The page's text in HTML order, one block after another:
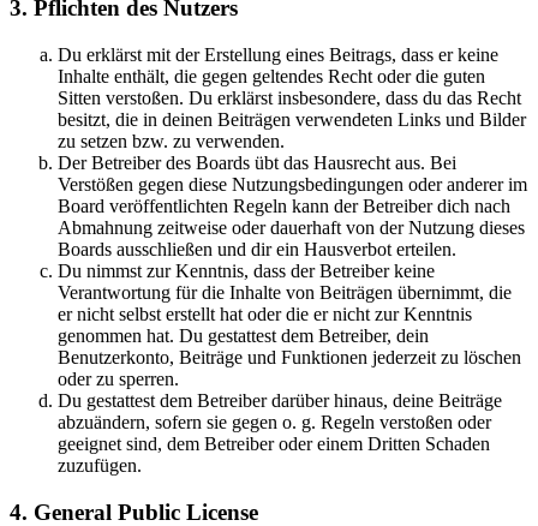
3. Pflichten des Nutzers
Du erklärst mit der Erstellung eines Beitrags, dass er keine
Inhalte enthält, die gegen geltendes Recht oder die guten
Sitten verstoßen. Du erklärst insbesondere, dass du das Recht
besitzt, die in deinen Beiträgen verwendeten Links und Bilder
zu setzen bzw. zu verwenden.
Der Betreiber des Boards übt das Hausrecht aus. Bei
Verstößen gegen diese Nutzungsbedingungen oder anderer im
Board veröffentlichten Regeln kann der Betreiber dich nach
Abmahnung zeitweise oder dauerhaft von der Nutzung dieses
Boards ausschließen und dir ein Hausverbot erteilen.
Du nimmst zur Kenntnis, dass der Betreiber keine
Verantwortung für die Inhalte von Beiträgen übernimmt, die
er nicht selbst erstellt hat oder die er nicht zur Kenntnis
genommen hat. Du gestattest dem Betreiber, dein
Benutzerkonto, Beiträge und Funktionen jederzeit zu löschen
oder zu sperren.
Du gestattest dem Betreiber darüber hinaus, deine Beiträge
abzuändern, sofern sie gegen o. g. Regeln verstoßen oder
geeignet sind, dem Betreiber oder einem Dritten Schaden
zuzufügen.
4. General Public License